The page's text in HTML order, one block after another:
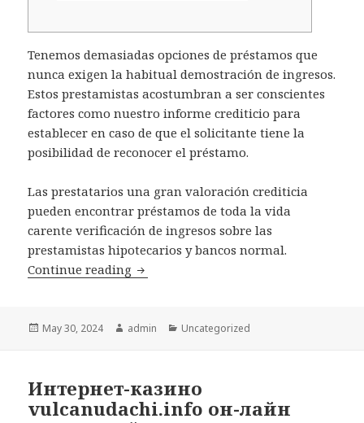
Tenemos demasiadas opciones de préstamos que
nunca exigen la habitual demostración de ingresos.
Estos prestamistas acostumbran a ser conscientes
factores como nuestro informe crediticio para
establecer en caso de que el solicitante tiene la
posibilidad de reconocer el préstamo.
Las prestatarios una gran valoración crediticia
pueden encontrar préstamos de toda la vida
carente verificación de ingresos sobre las
prestamistas hipotecarios y bancos normal.
Continue reading Préstamos desprovisto comprobante
Posted
May 30, 2024 Author
admin Categories
Uncategorized
Интернет-казино
vulcanudachi.info он-лайн